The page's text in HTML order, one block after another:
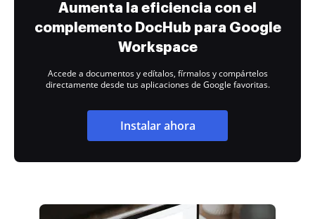
Aumenta la eficiencia con el
complemento DocHub para Google
Workspace
Accede a documentos y edítalos, fírmalos y compártelos
directamente desde tus aplicaciones de Google favoritas.
Instalar ahora